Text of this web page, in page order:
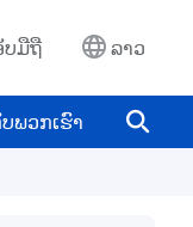
ບມືຖື ລາວ
ພວກເຮົາ
391